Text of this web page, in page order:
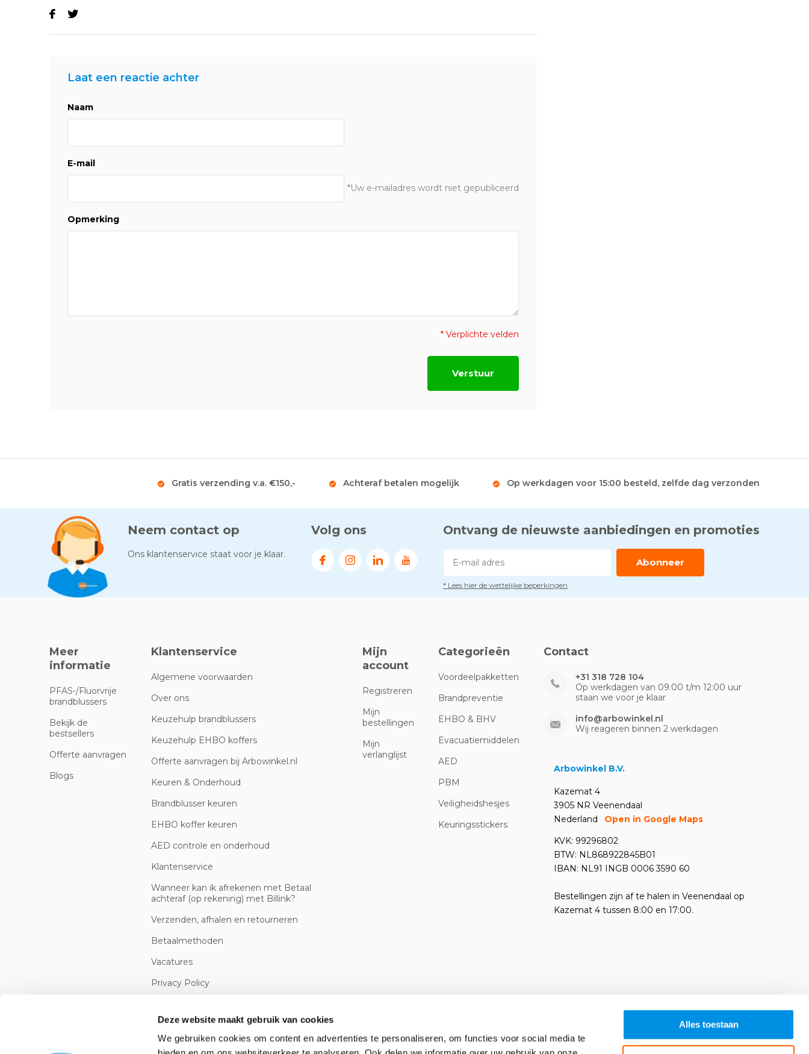
Deze website maakt gebruik van cookies
We gebruiken cookies om content en advertenties te personaliseren, om functies voor social media te
Alles toestaan
Laat een reactie achter
Naam
E-mail
*Uw e-mailadres wordt niet gepubliceerd
Opmerking
* Verplichte velden
Verstuur
Gratis verzending v.a. €150,- Achteraf betalen mogelijk Op werkdagen voor 15:00 besteld, zelfde dag verzonden
Neem contact op
Ons klantenservice staat voor je klaar.
Volg ons Ontvang de nieuwste aanbiedingen en promoties
Abonneer
* Lees hier de wettelijke beperkingen
Meer
informatie
PFAS-/Fluorvrije
brandblussers
Bekijk de
bestsellers
Offerte aanvragen
Blogs
Klantenservice
Algemene voorwaarden
Over ons
Keuzehulp brandblussers
Keuzehulp EHBO koffers
Offerte aanvragen bij Arbowinkel.nl
Keuren & Onderhoud
Brandblusser keuren
EHBO koffer keuren
AED controle en onderhoud
Klantenservice
Wanneer kan ik afrekenen met Betaal
achteraf (op rekening) met Billink?
Verzenden, afhalen en retourneren
Betaalmethoden
Vacatures
Privacy Policy
Mijn
account
Registreren
Mijn
bestellingen
Mijn
verlanglijst
Categorieën
Voordeelpakketten
Brandpreventie
EHBO & BHV
Evacuatiemiddelen
AED
PBM
Veiligheidshesjes
Keuringsstickers
Contact
+31 318 728 104
Op werkdagen van 09:00 t/m 12:00 uur
staan we voor je klaar
info@arbowinkel.nl
Wij reageren binnen 2 werkdagen
Arbowinkel B.V.
Kazemat 4
3905 NR Veenendaal
Nederland
Open in Google Maps
KVK: 99296802
BTW: NL868922845B01
IBAN: NL91 INGB 0006 3590 60
Bestellingen zijn af te halen in Veenendaal op
Kazemat 4 tussen 8:00 en 17:00.